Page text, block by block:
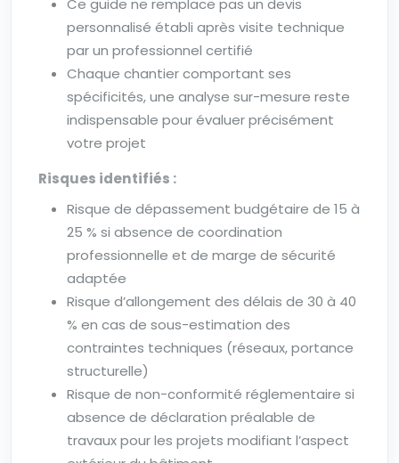
Ce guide ne remplace pas un devis
personnalisé établi après visite technique
par un professionnel certifié
Chaque chantier comportant ses
spécificités, une analyse sur-mesure reste
indispensable pour évaluer précisément
votre projet
Risques identifiés :
Risque de dépassement budgétaire de 15 à
25 % si absence de coordination
professionnelle et de marge de sécurité
adaptée
Risque d’allongement des délais de 30 à 40
% en cas de sous-estimation des
contraintes techniques (réseaux, portance
structurelle)
Risque de non-conformité réglementaire si
absence de déclaration préalable de
travaux pour les projets modifiant l’aspect